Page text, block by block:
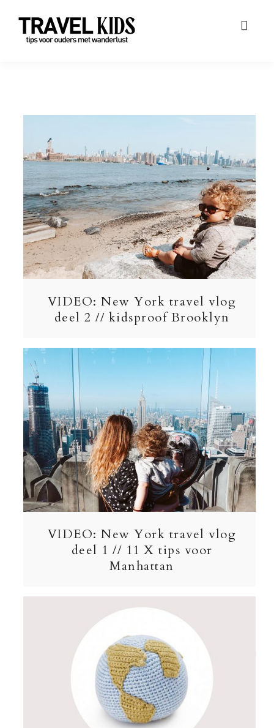
VIDEO: New York travel vlog
deel 2 // kidsproof Brooklyn
VIDEO: New York travel vlog
deel 1 // 11 X tips voor
Manhattan